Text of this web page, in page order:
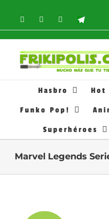
contenido
InstagramFacebook
X
Telegram
Frikipolis
Hasbro Hot
Funko Pop!
Superhéroes
Marvel Legends